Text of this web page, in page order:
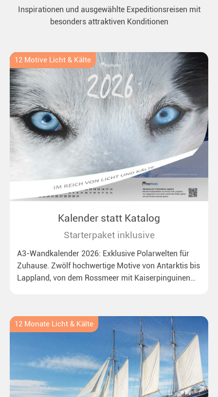
Inspirationen und ausgewählte Expeditionsreisen mit
besonders attraktiven Konditionen
12 Motive Licht & Kälte
Kalender statt Katalog
Starterpaket inklusive
A3-Wandkalender 2026: Exklusive Polarwelten für
Zuhause. Zwölf hochwertige Motive von Antarktis bis
Lappland, von dem Rossmeer mit Kaiserpinguinen
12 Monate Licht & Kälte